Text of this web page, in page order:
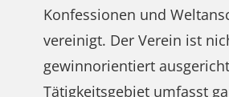
Konfessionen und
vereinigt. Der Verein ist
gewinnorientiert
Tätigkeitsgebiet umfasst